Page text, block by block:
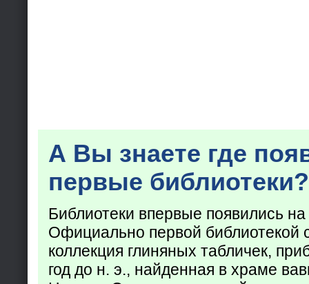
А Вы знаете где
первые библиотеки?
Библиотеки впервые появились
Официально первой библиотекой
коллекция глиняных табличек,
год до н. э., найденная в храме